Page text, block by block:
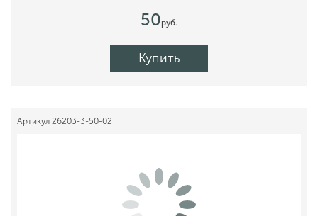
50руб.
Купить
Артикул 26203-3-50-02